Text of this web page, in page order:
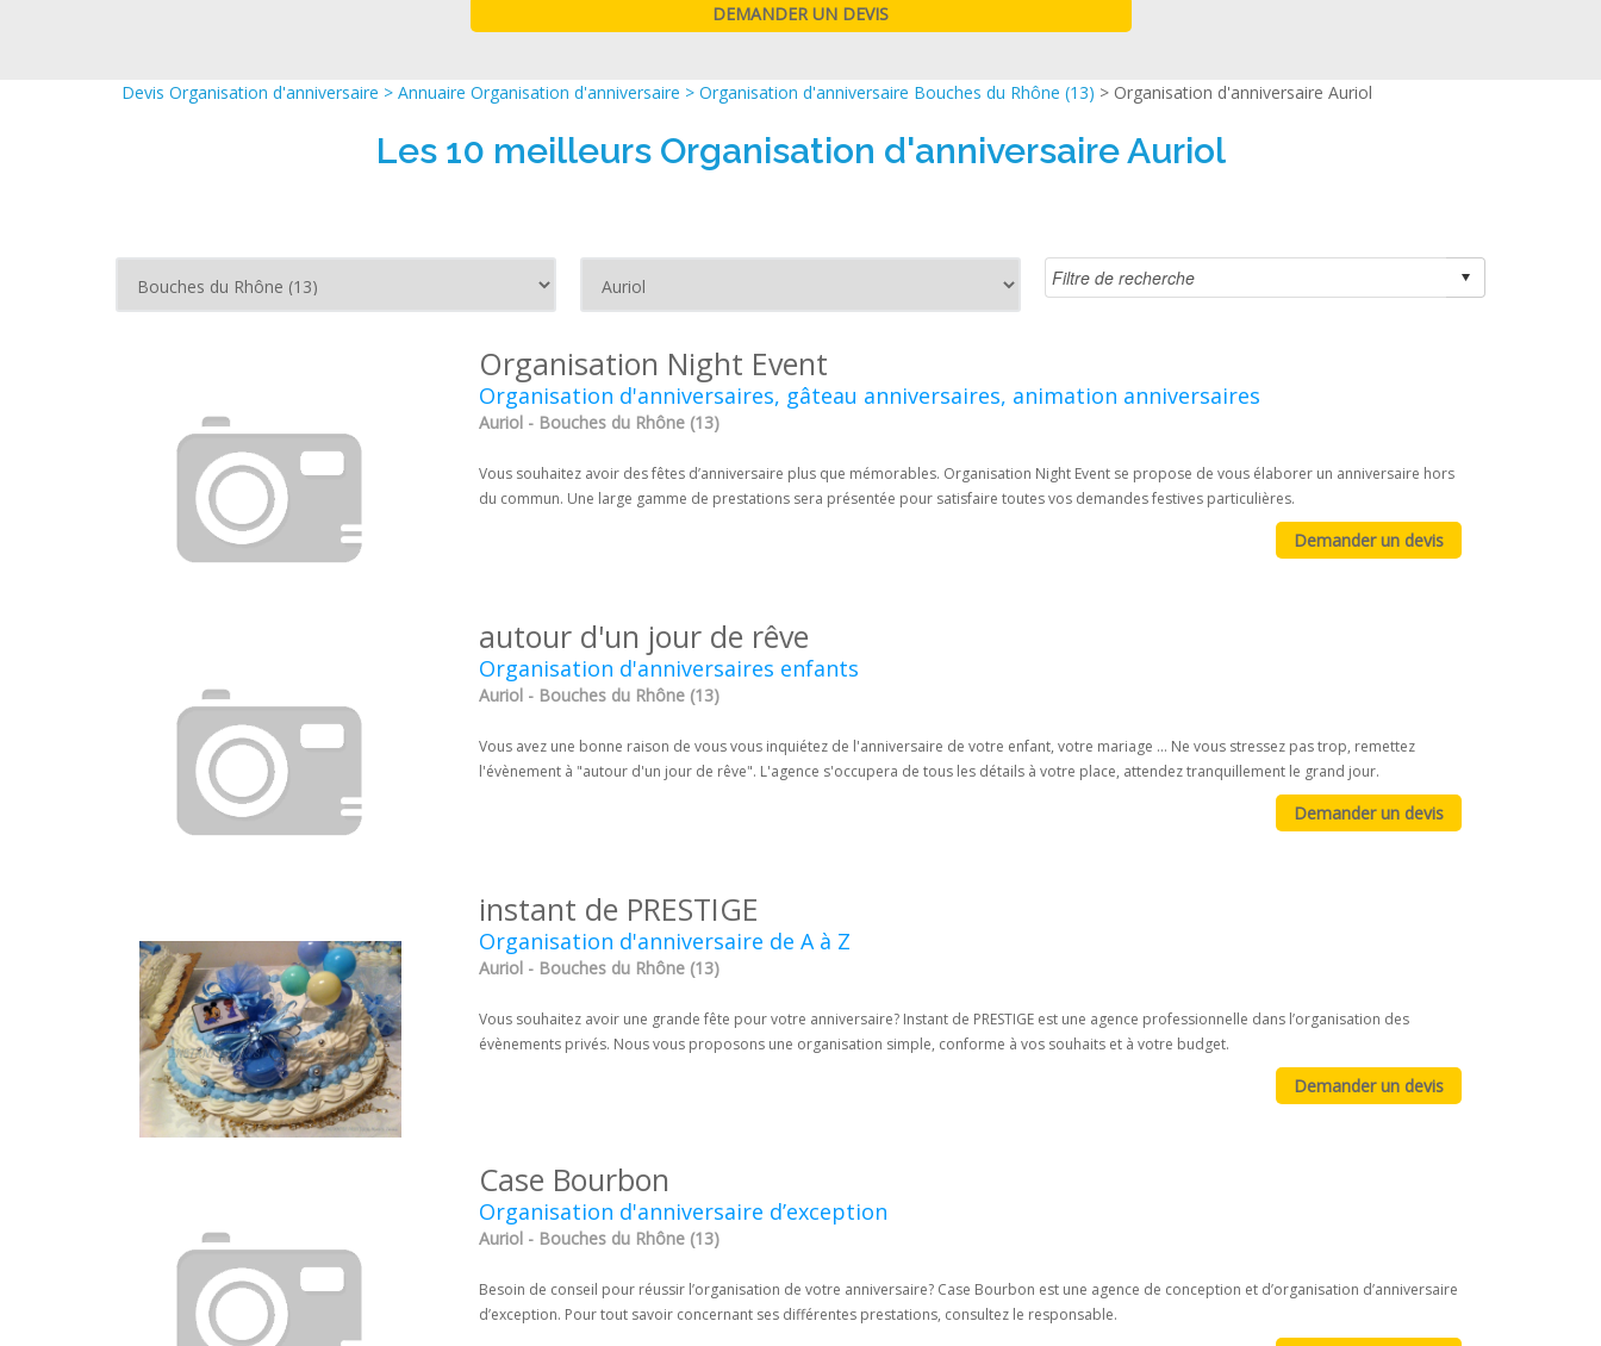
Devis Organisation d'anniversaire > Annuaire Organisation d'anniversaire > Organisation d'anniversaire Bouches du Rhône (13) > Organisation d'anniversaire Auriol
Les 10 meilleurs Organisation d'anniversaire Auriol
Organisation Night Event
Organisation d'anniversaires, gâteau anniversaires, animation anniversaires
Auriol - Bouches du Rhône (13)
Vous souhaitez avoir des fêtes d’anniversaire plus que mémorables. Organisation Night Event se propose de vous élaborer un anniversaire hors
du commun. Une large gamme de prestations sera présentée pour satisfaire toutes vos demandes festives particulières.
autour d'un jour de rêve
Organisation d'anniversaires enfants
Auriol - Bouches du Rhône (13)
Vous avez une bonne raison de vous vous inquiétez de l'anniversaire de votre enfant, votre mariage ... Ne vous stressez pas trop, remettez
l'évènement à "autour d'un jour de rêve". L'agence s'occupera de tous les détails à votre place, attendez tranquillement le grand jour.
instant de PRESTIGE
Organisation d'anniversaire de A à Z
Auriol - Bouches du Rhône (13)
Vous souhaitez avoir une grande fête pour votre anniversaire? Instant de PRESTIGE est une agence professionnelle dans l’organisation des
évènements privés. Nous vous proposons une organisation simple, conforme à vos souhaits et à votre budget.
Case Bourbon
Organisation d'anniversaire d’exception
Auriol - Bouches du Rhône (13)
Besoin de conseil pour réussir l’organisation de votre anniversaire? Case Bourbon est une agence de conception et d’organisation d’anniversaire
d’exception. Pour tout savoir concernant ses différentes prestations, consultez le responsable.